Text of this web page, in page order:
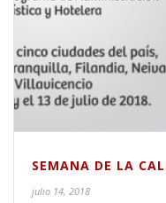
SEMANA DE LA
julio 14, 2018